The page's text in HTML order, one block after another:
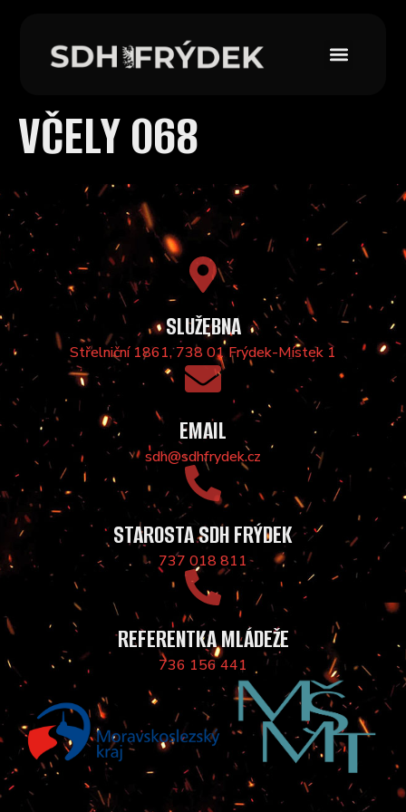
VČELY 068
SLUŽEBNA
Střelniční 1861, 738 01 Frýdek-Místek 1
EMAIL
sdh@sdhfrydek.cz
STAROSTA SDH FRÝDEK
737 018 811
REFERENTKA MLÁDEŽE
736 156 441